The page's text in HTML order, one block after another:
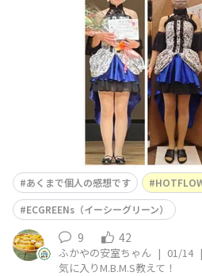
ぎて眠れず、毎晩こたつで寝て
ようになったから。🌊夏でも手
く、立ち仕事なので、仕事後、
あくまで個人の感想です
ECGREENs（イーシーグリーン）
9 42
ふかやの安室ちゃん | 01/14 |
気に入りM.B.M.S教えて！